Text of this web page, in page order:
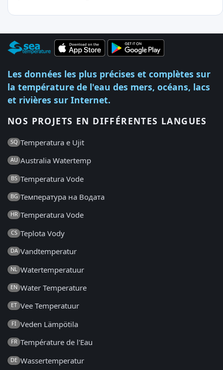
Les données les plus précises et complètes sur
la température de l'eau des mers, océans, lacs
et rivières sur Internet.
NOS PROJETS EN DIFFÉRENTES LANGUES
SQ Temperatura e Ujit
AU Australia Watertemp
BS Temperatura Vode
BG Температура на Водата
HR Temperatura Vode
CS Teplota Vody
DA Vandtemperatur
NL Watertemperatuur
EN Water Temperature
ET Vee Temperatuur
FI Veden Lämpötila
FR Température de l'Eau
DE Wassertemperatur